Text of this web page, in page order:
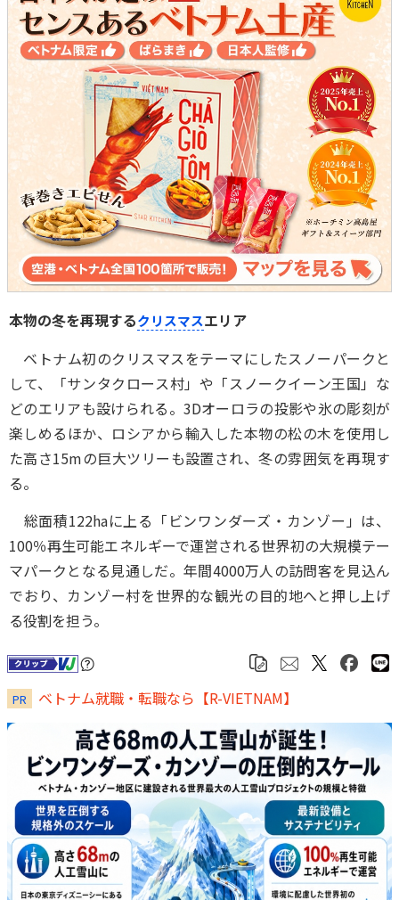
本物の冬を再現するクリスマスエリア
ベトナム初のクリスマスをテーマにしたスノーパークと
して、「サンタクロース村」や「スノークイーン王国」な
どのエリアも設けられる。3Dオーロラの投影や氷の彫刻が
楽しめるほか、ロシアから輸入した本物の松の木を使用し
た高さ15mの巨大ツリーも設置され、冬の雰囲気を再現す
る。
総面積122haに上る「ビンワンダーズ・カンゾー」は、
100％再生可能エネルギーで運営される世界初の大規模テー
マパークとなる見通しだ。年間4000万人の訪問客を見込ん
でおり、カンゾー村を世界的な観光の目的地へと押し上げ
る役割を担う。
PR ベトナム就職・転職なら【R-VIETNAM】